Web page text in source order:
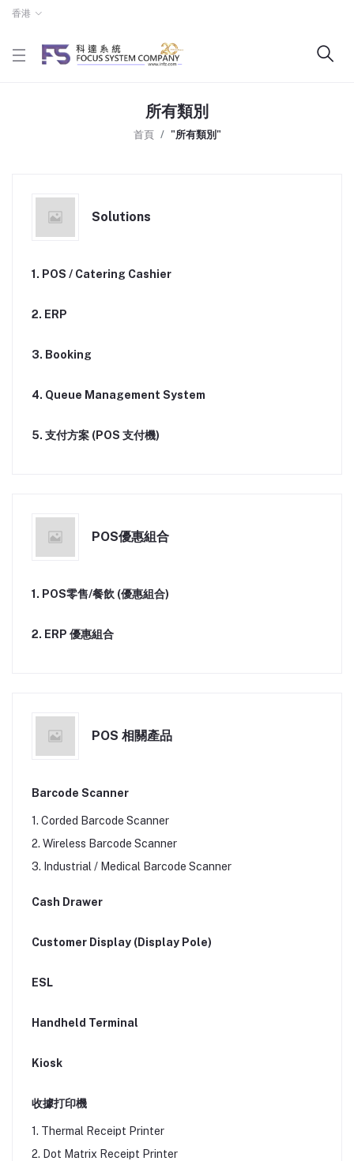
香港
所有類別
首頁 "所有類別"
Solutions
1. POS / Catering Cashier
2. ERP
3. Booking
4. Queue Management System
5. 支付方案 (POS 支付機)
POS優惠組合
1. POS零售/餐飲 (優惠組合)
2. ERP 優惠組合
POS 相關產品
Barcode Scanner
1. Corded Barcode Scanner
2. Wireless Barcode Scanner
3. Industrial / Medical Barcode Scanner
Cash Drawer
Customer Display (Display Pole)
ESL
Handheld Terminal
Kiosk
收據打印機
1. Thermal Receipt Printer
2. Dot Matrix Receipt Printer